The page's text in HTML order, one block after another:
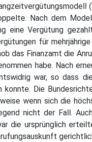
Nach dem
eine Vergütung
für
das Finanzamt die
habe. Nach
war, so dass
Die
wenn sich die
nicht der Fall.
die ursprünglich